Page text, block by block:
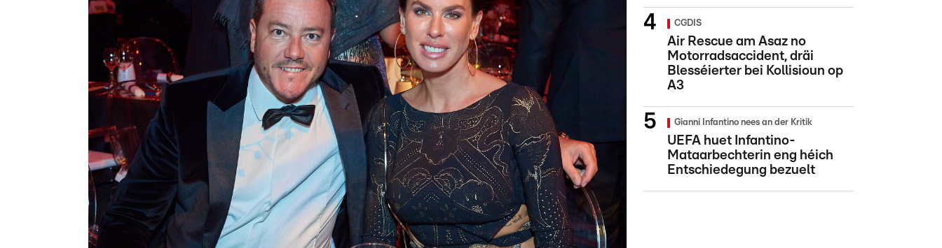
CGDIS
Air Rescue am Asaz no
Motorradsaccident, dräi
Blesséierter bei Kollisioun op
A3
Gianni Infantino nees an der Kritik
UEFA huet Infantino-
Mataarbechterin eng héich
Entschiedegung bezuelt